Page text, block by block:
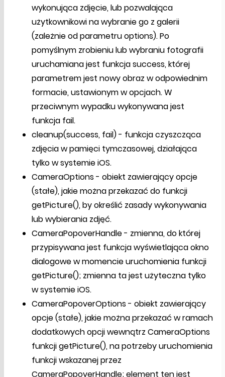
wykonująca zdjęcie, lub pozwalająca
użytkownikowi na wybranie go z galerii
(zależnie od parametru options). Po
pomyślnym zrobieniu lub wybraniu fotografii
uruchamiana jest funkcja success, której
parametrem jest nowy obraz w odpowiednim
formacie, ustawionym w opcjach. W
przeciwnym wypadku wykonywana jest
funkcja fail.
cleanup(success, fail) - funkcja czyszcząca
zdjęcia w pamięci tymczasowej, działająca
tylko w systemie iOS.
CameraOptions - obiekt zawierający opcje
(stałe), jakie można przekazać do funkcji
getPicture(), by określić zasady wykonywania
lub wybierania zdjęć.
CameraPopoverHandle - zmienna, do której
przypisywana jest funkcja wyświetlająca okno
dialogowe w momencie uruchomienia funkcji
getPicture(); zmienna ta jest użyteczna tylko
w systemie iOS.
CameraPopoverOptions - obiekt zawierający
opcje (stałe), jakie można przekazać w ramach
dodatkowych opcji wewnątrz CameraOptions
funkcji getPicture(), na potrzeby uruchomienia
funkcji wskazanej przez
CameraPopoverHandle; element ten jest